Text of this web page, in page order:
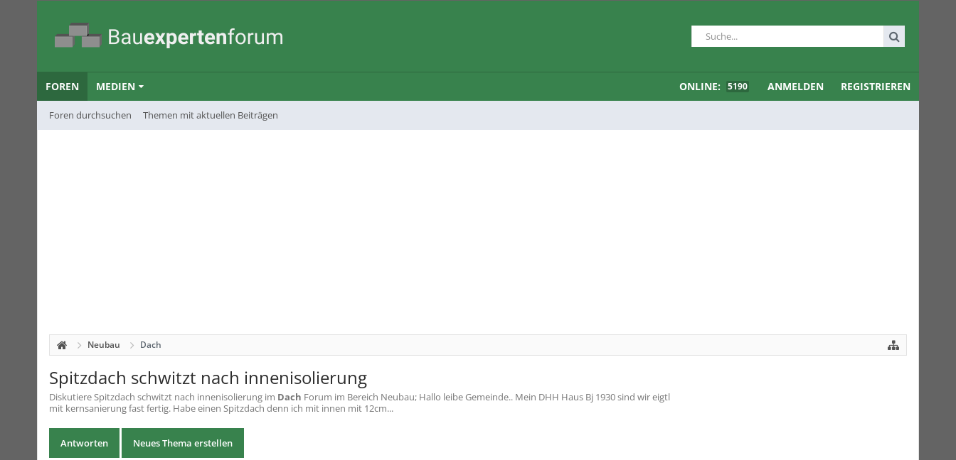
FOREN
Foren durchsuchen Themen mit aktuellen Beiträgen
MEDIEN ONLINE: 5190 ANMELDEN REGISTRIEREN
Neubau Dach
Spitzdach schwitzt nach innenisolierung
DiskutiereSpitzdach schwitzt nach innenisolierung im Dach Forum im Bereich Neubau; Hallo leibe Gemeinde.. Mein DHH Haus Bj 1930 sind wir eigtl
mit kernsanierung fast fertig. Habe einen Spitzdach denn ich mit innen mit 12cm...
Antworten Neues Thema erstellen